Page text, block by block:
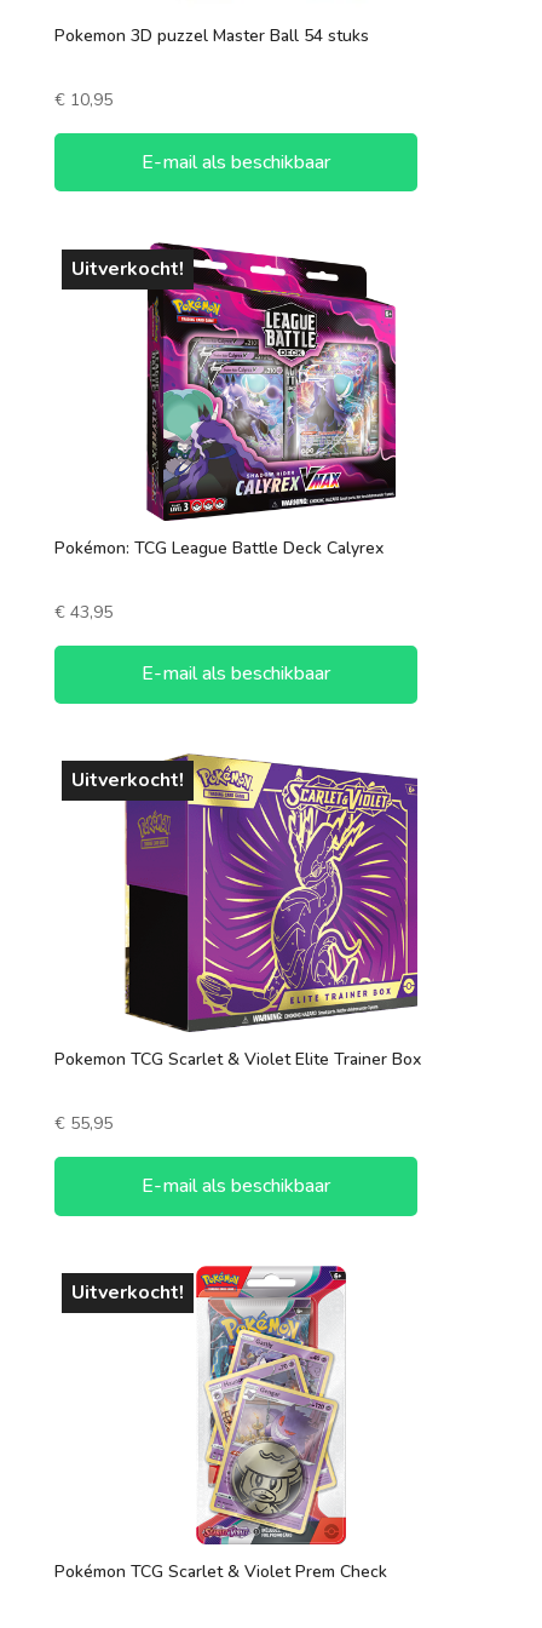
3 spelers
4 spelers
5 spelers
6 spelers
Pokemon 3D puzzel Master Ball 54 stuks
€10,95
E-mail als beschikbaar
Uitverkocht!
Pokémon: TCG League Battle Deck Calyrex
€43,95
E-mail als beschikbaar
Uitverkocht!
Pokemon TCG Scarlet & Violet Elite Trainer Box
€55,95
E-mail als beschikbaar
Uitverkocht!
Pokémon TCG Scarlet & Violet Prem Check